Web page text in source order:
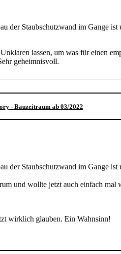
der Staubschutzwand im Gange
lassen, um was für einen
geheimnisvoll.
- Bauzeitraum ab 03/2022
der Staubschutzwand im Gange
und wollte jetzt auch einfach mal
wirklich glauben. Ein Wahnsinn!